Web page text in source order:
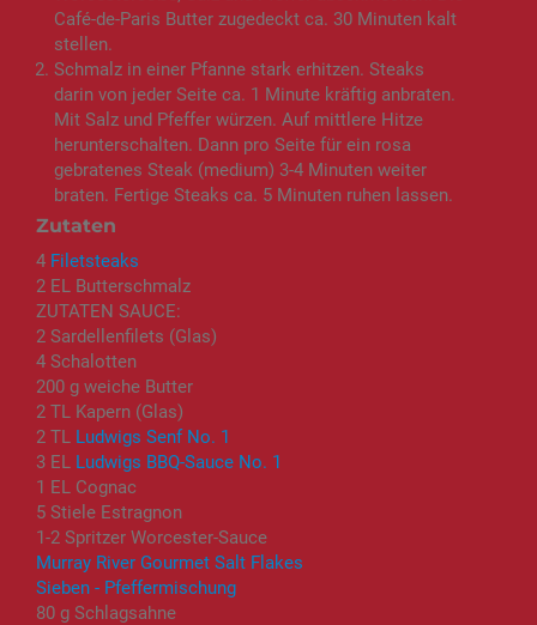
Zutaten
4 Filetsteaks
2 EL Butterschmalz
ZUTATEN SAUCE:
2 Sardellenfilets (Glas)
4 Schalotten
200 g weiche Butter
2 TL Kapern (Glas)
2 TL Ludwigs Senf No. 1
3 EL Ludwigs BBQ-Sauce No. 1
1 EL Cognac
5 Stiele Estragnon
1-2 Spritzer Worcester-Sauce
Murray River Gourmet Salt Flakes
Sieben - Pfeffermischung
80 g Schlagsahne
Café-de-Paris Butter zugedeckt ca. 30 Minuten kalt
stellen.
Schmalz in einer Pfanne stark erhitzen. Steaks
darin von jeder Seite ca. 1 Minute kräftig anbraten.
Mit Salz und Pfeffer würzen. Auf mittlere Hitze
herunterschalten. Dann pro Seite für ein rosa
gebratenes Steak (medium) 3-4 Minuten weiter
braten. Fertige Steaks ca. 5 Minuten ruhen lassen.